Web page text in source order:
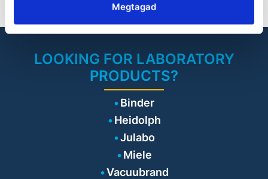
Megtagad
LOOKING FOR LABORATORY
PRODUCTS?
Binder
Heidolph
Julabo
Miele
Vacuubrand